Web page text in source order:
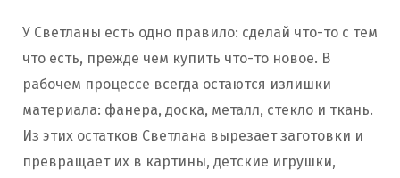
У Светланы есть одно правило: сделай что-то с тем
что есть, прежде чем купить что-то новое. В
рабочем процессе всегда остаются излишки
материала: фанера, доска, металл, стекло и ткань.
Из этих остатков Светлана вырезает заготовки и
превращает их в картины, детские игрушки,